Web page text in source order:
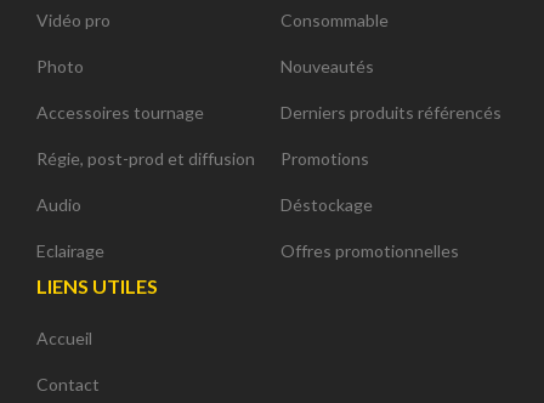
Vidéo pro
Photo
Accessoires tournage
Régie, post-prod et diffusion
Audio
Eclairage
Consommable
Nouveautés
Derniers produits référencés
Promotions
Déstockage
Offres promotionnelles
LIENS UTILES
Accueil
Contact